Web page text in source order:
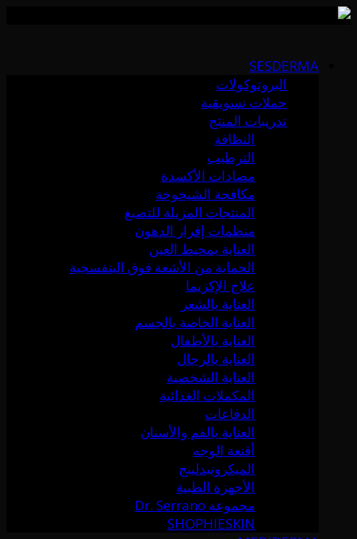
content
SESDERMA
البروتوكولات
حملات تسويقية
تدريبات المنتج
النظافة
الترطيب
مضادات الأكسدة
مكافحة الشيخوخة
المنتجات المزيلة للتصبغ
منظمات إفراز الدهون
العناية بمحيط العين
الحماية من الأشعة فوق البنفسجية
علاج الإكزيما
العناية بالشعر
العناية الخاصة بالجسم
العناية بالأطفال
العناية بالرجال
العناية الشخصية
المكملات الغذائية
الدفاعات
العناية بالفم والأسنان
أقنعة الوجه
الميكرونيدلينج
الأجهزة الطبية
مجموعة Dr. Serrano
SHOPHIESKIN